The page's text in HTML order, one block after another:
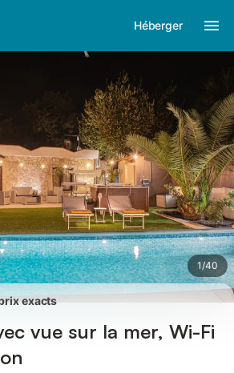
Héberger
1/40
exacts
vue sur la mer, Wi-Fi